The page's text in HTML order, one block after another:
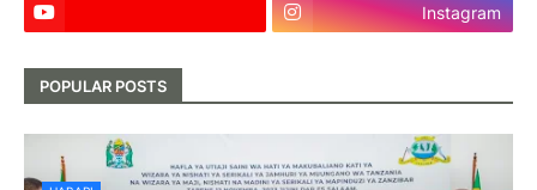
Instagram
POPULAR POSTS